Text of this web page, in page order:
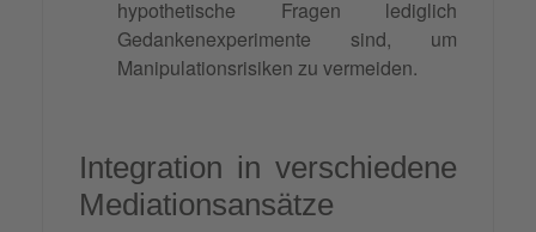
hypothetische Fragen lediglich
Gedankenexperimente sind, um
Manipulationsrisiken zu vermeiden.
Integration in verschiedene
Mediationsansätze